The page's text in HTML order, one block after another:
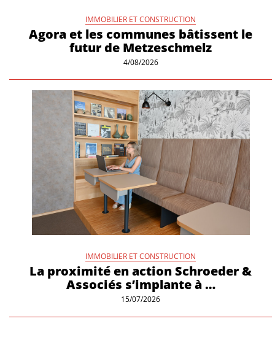
IMMOBILIER ET CONSTRUCTION
Agora et les communes bâtissent le
futur de Metzeschmelz
4/08/2026
IMMOBILIER ET CONSTRUCTION
La proximité en action Schroeder &
Associés s’implante à …
15/07/2026